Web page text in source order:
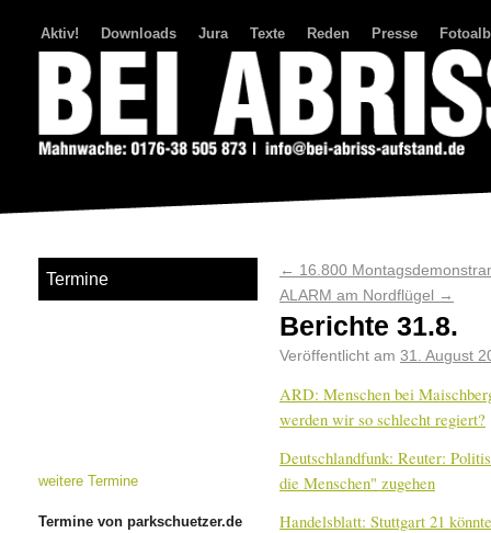
Aktiv! Downloads Jura Texte Reden Presse
← 16.800
ALARM am Nordflügel
→
Berichte 31.8.
Veröffentlicht am 31. August
ARD: Menschen bei
werden wir so schlecht regiert?
Deutschlandfunk: Reuter:
die Menschen" zugehen
Handelsblatt: Stuttgart 21
Termine
weitere Termine
Termine von parkschuetzer.de